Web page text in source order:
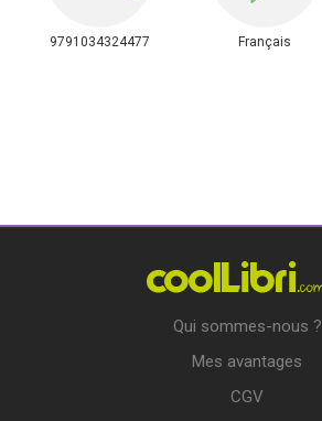
9791034324477 Français
Qui sommes-nous ?
Mes avantages
CGV